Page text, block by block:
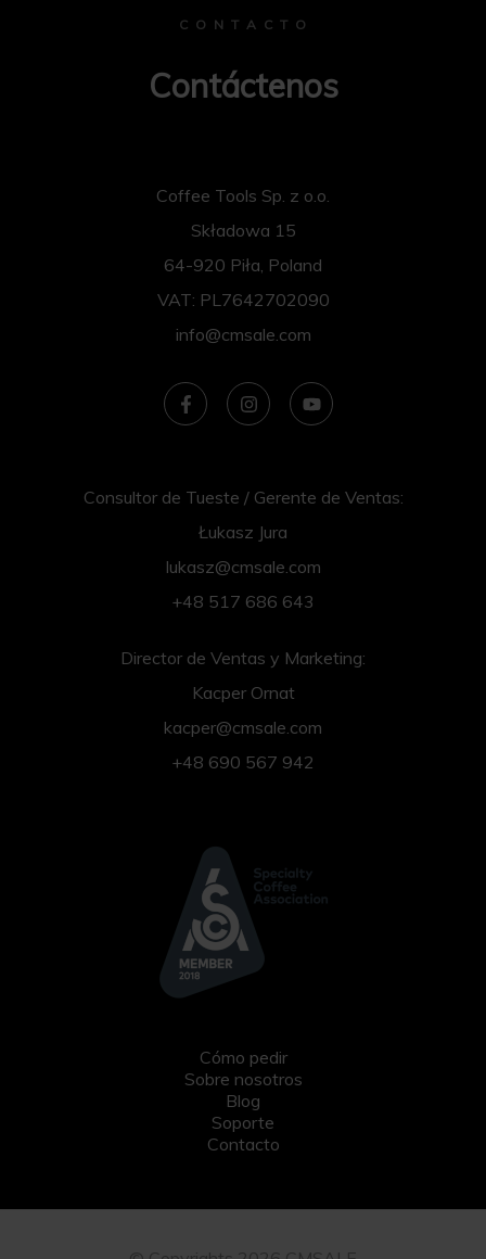
C O N T A C T O
Contáctenos
Coffee Tools Sp. z o.o.
Składowa 15
64-920 Piła, Poland
VAT: PL7642702090
info@cmsale.com
Consultor de Tueste / Gerente de Ventas:
Łukasz Jura
lukasz@cmsale.com
+48 517 686 643
Director de Ventas y Marketing:
Kacper Ornat
kacper@cmsale.com
+48 690 567 942
Cómo pedir
Sobre nosotros
Blog
Soporte
Contacto